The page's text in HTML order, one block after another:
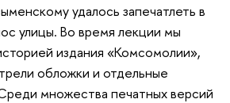
удалось запечатлеть в
улицы. Во время лекции мы
издания «Комсомолии»,
обложки и отдельные
множества печатных версий